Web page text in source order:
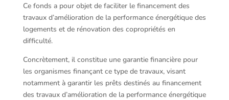
Ce fonds a pour objet de faciliter le financement des
travaux d’amélioration de la performance énergétique des
logements et de rénovation des copropriétés en
difficulté.
Concrètement, il constitue une garantie financière pour
les organismes finançant ce type de travaux, visant
notamment à garantir les prêts destinés au financement
des travaux d’amélioration de la performance énergétique